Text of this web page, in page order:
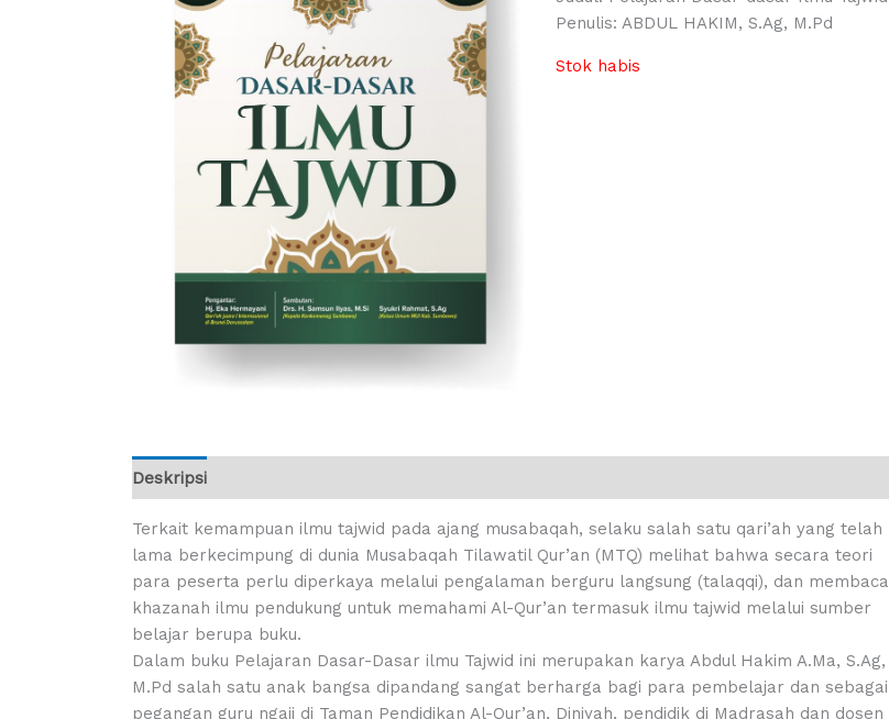
Penulis: ABDUL HAKIM, S.Ag, M.Pd
Stok habis
Deskripsi
Terkait kemampuan ilmu tajwid pada ajang musabaqah, selaku salah satu qari’ah yang telah
lama berkecimpung di dunia Musabaqah Tilawatil Qur’an (MTQ) melihat bahwa secara teori
para peserta perlu diperkaya melalui pengalaman berguru langsung (talaqqi), dan membaca
khazanah ilmu pendukung untuk memahami Al-Qur’an termasuk ilmu tajwid melalui sumber
belajar berupa buku.
Dalam buku Pelajaran Dasar-Dasar ilmu Tajwid ini merupakan karya Abdul Hakim A.Ma, S.Ag,
M.Pd salah satu anak bangsa dipandang sangat berharga bagi para pembelajar dan sebagai
pegangan guru ngaji di Taman Pendidikan Al-Qur’an, Diniyah, pendidik di Madrasah dan dosen